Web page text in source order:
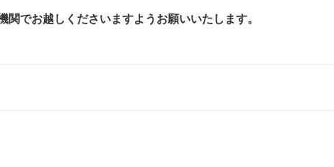
でお越しくださいますようお願いいたします。